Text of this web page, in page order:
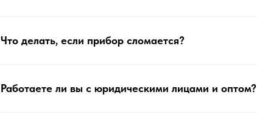
Что делать, если прибор сломается?
Работаете ли вы с юридическими лицами и оптом?